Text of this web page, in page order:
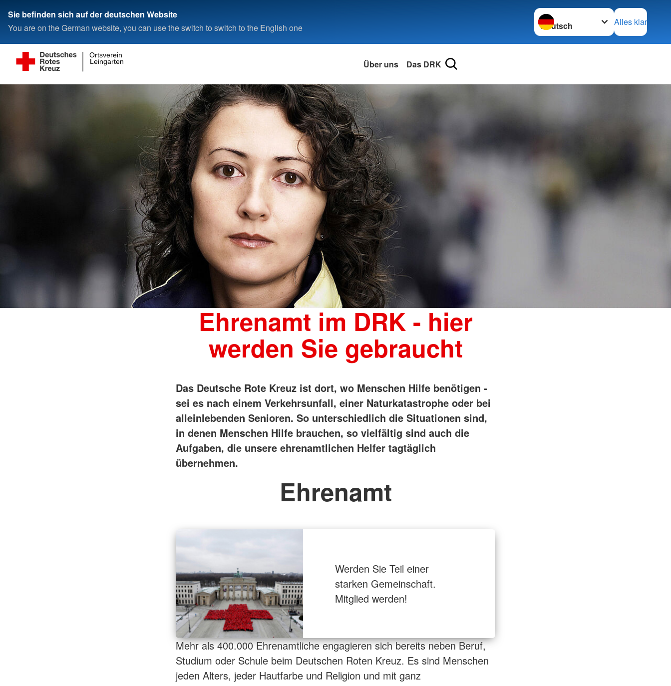
Sie befinden sich auf der deutschen Website
You are on the German website, you can use the switch to switch to the English one
Sprache wechseln zu
Alles klar
Leingarten
Ortsverein
Über uns Das DRK
Ehrenamt im DRK - hier
werden Sie gebraucht
Das Deutsche Rote Kreuz ist dort, wo Menschen Hilfe benötigen -
sei es nach einem Verkehrsunfall, einer Naturkatastrophe oder bei
alleinlebenden Senioren. So unterschiedlich die Situationen sind,
in denen Menschen Hilfe brauchen, so vielfältig sind auch die
Aufgaben, die unsere ehrenamtlichen Helfer tagtäglich
übernehmen.
Ehrenamt
Werden Sie Teil einer
starken Gemeinschaft.
Mitglied werden!
Mehr als 400.000 Ehrenamtliche engagieren sich bereits neben Beruf,
Studium oder Schule beim Deutschen Roten Kreuz. Es sind Menschen
jeden Alters, jeder Hautfarbe und Religion und mit ganz